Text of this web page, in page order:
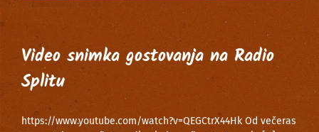
Video snimka gostovanja na Radio
Splitu
https://www.youtube.com/watch?v=QEGCtrX44Hk Od večeras